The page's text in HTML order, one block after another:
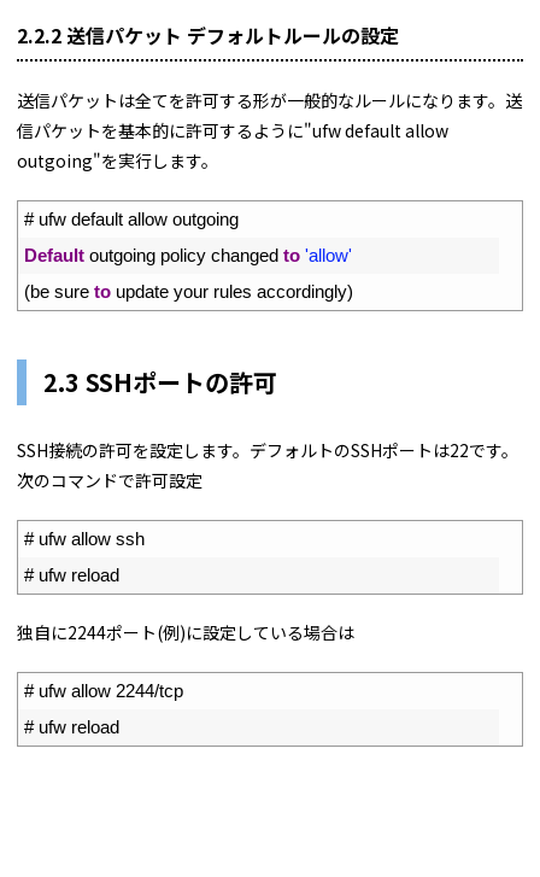
2.2.2 送信パケット デフォルトルールの設定
送信パケットは全てを許可する形が一般的なルールになります。送
信パケットを基本的に許可するように"ufw default allow
outgoing"を実行します。
# ufw default allow outgoing
Default outgoing policy changed to 'allow'
(be sure to update your rules accordingly)
2.3 SSHポートの許可
SSH接続の許可を設定します。デフォルトのSSHポートは22です。
次のコマンドで許可設定
# ufw allow ssh
# ufw reload
独自に2244ポート(例)に設定している場合は
# ufw allow 2244/tcp
# ufw reload